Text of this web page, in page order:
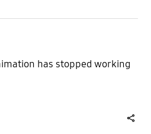
has stopped working